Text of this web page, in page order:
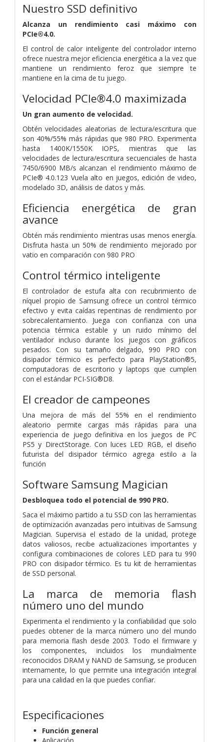
Nuestro SSD definitivo
Alcanza un rendimiento casi máximo con
PCIe®4.0.
El control de calor inteligente del controlador interno
ofrece nuestra mejor eficiencia energética a la vez que
mantiene un rendimiento feroz que siempre te
mantiene en la cima de tu juego.
Velocidad PCIe®4.0 maximizada
Un gran aumento de velocidad.
Obtén velocidades aleatorias de lectura/escritura que
son 40%/55% más rápidas que 980 PRO. Experimenta
hasta 1400K/1550K IOPS, mientras que las
velocidades de lectura/escritura secuenciales de hasta
7450/6900 MB/s alcanzan el rendimiento máximo de
PCIe® 4.0.123 Vuela alto en juegos, edición de video,
modelado 3D, análisis de datos y más.
Eficiencia energética de gran
avance
Obtén más rendimiento mientras usas menos energía.
Disfruta hasta un 50% de rendimiento mejorado por
vatio en comparación con 980 PRO
Control térmico inteligente
El controlador de estufa alta con recubrimiento de
níquel propio de Samsung ofrece un control térmico
efectivo y evita caídas repentinas de rendimiento por
sobrecalentamiento. Juega con confianza con una
potencia térmica estable y un ruido mínimo del
ventilador incluso durante los juegos con gráficos
pesados. Con su tamaño delgado, 990 PRO con
disipador térmico es perfecto para PlayStation®5,
computadoras de escritorio y laptops que cumplen
con el estándar PCI-SIG®D8.
El creador de campeones
Una mejora de más del 55% en el rendimiento
aleatorio permite cargas más rápidas para una
experiencia de juego definitiva en los juegos de PC
PS5 y DirectStorage. Con luces LED RGB, el diseño
futurista del disipador térmico agrega estilo a la
función
Software Samsung Magician
Desbloquea todo el potencial de 990 PRO.
Saca el máximo partido a tu SSD con las herramientas
de optimización avanzadas pero intuitivas de Samsung
Magician. Supervisa el estado de la unidad, protege
datos valiosos, recibe actualizaciones importantes y
configura combinaciones de colores LED para tu 990
PRO con disipador térmico. Es tu kit de herramientas
de SSD personal.
La marca de memoria flash
número uno del mundo
Experimenta el rendimiento y la confiabilidad que solo
puedes obtener de la marca número uno del mundo
para memoria flash desde 2003. Todo el firmware y
los componentes, incluidos los mundialmente
reconocidos DRAM y NAND de Samsung, se producen
internamente, lo que permite una integración integral
para una calidad en la que puedes confiar.
Especificaciones
Función general
Aplicación